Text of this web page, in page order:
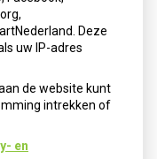
Deze
uw IP-adres
de website kunt
intrekken of
en